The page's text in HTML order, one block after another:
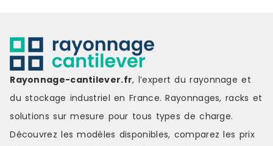
Rayonnage-cantilever.fr, l’expert du rayonnage et
du stockage industriel en France. Rayonnages, racks et
solutions sur mesure pour tous types de charge.
Découvrez les modèles disponibles, comparez les prix